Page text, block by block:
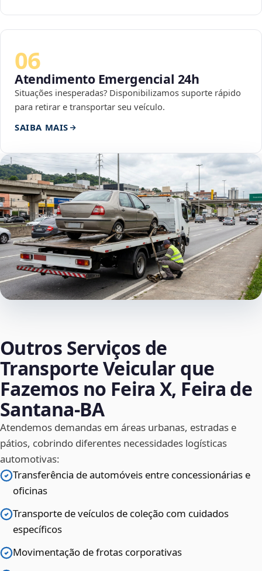
06
Atendimento Emergencial 24h
Situações inesperadas? Disponibilizamos suporte rápido
para retirar e transportar seu veículo.
SAIBA MAIS
Outros Serviços de
Transporte Veicular que
Fazemos no Feira X, Feira de
Santana‑BA
Atendemos demandas em áreas urbanas, estradas e
pátios, cobrindo diferentes necessidades logísticas
automotivas:
Transferência de automóveis entre concessionárias e
oficinas
Transporte de veículos de coleção com cuidados
específicos
Movimentação de frotas corporativas